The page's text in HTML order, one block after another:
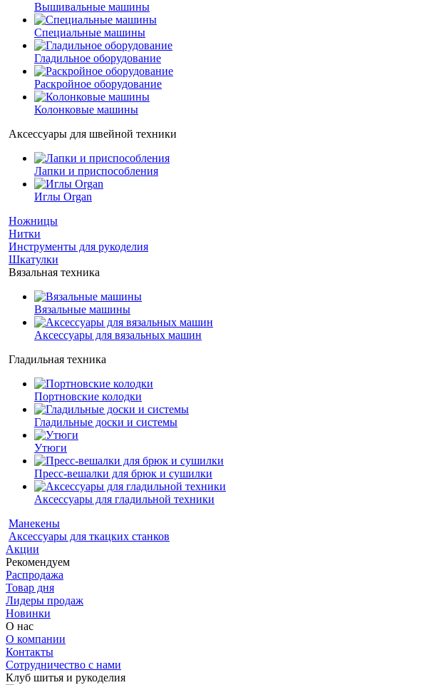
Вышивальные машины
Специальные машины
Гладильное оборудование
Раскройное оборудование
Колонковые машины
Аксессуары для швейной техники
Лапки и приспособления
Иглы Organ
Ножницы
Нитки
Инструменты для рукоделия
Шкатулки
Вязальная техника
Вязальные машины
Аксессуары для вязальных машин
Гладильная техника
Портновские колодки
Гладильные доски и системы
Утюги
Пресс-вешалки для брюк и сушилки
Аксессуары для гладильной техники
Манекены
Аксессуары для ткацких станков
Акции
Рекомендуем
Распродажа
Товар дня
Лидеры продаж
Новинки
О нас
О компании
Контакты
Сотрудничество с нами
Клуб шитья и рукоделия